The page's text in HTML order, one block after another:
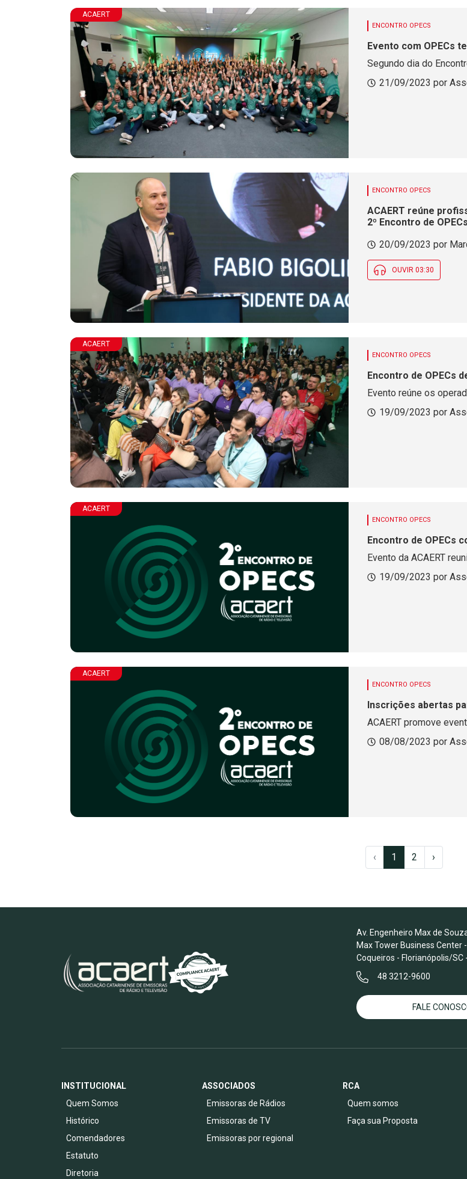
ACAERT
ENCONTRO OPECS
Evento com OPECs
Segundo dia do
21/09/2023 por
ENCONTRO OPECS
ACAERT reúne
2º Encontro de OPECs
20/09/2023 por
OUVIR 03:30
ACAERT
ENCONTRO OPECS
Encontro de OPECs
Evento reúne os
19/09/2023 por
ACAERT
ENCONTRO OPECS
Encontro de OPECs
Evento da ACAERT
19/09/2023 por
ACAERT
ENCONTRO OPECS
Inscrições abertas
08/08/2023 por
‹ 1 2 ›
Av. Engenheiro Max de
Max Tower Business Center
Coqueiros - Florianópolis/SC
48 3212-9600
FALE
INSTITUCIONAL
Quem Somos
Histórico
Comendadores
Estatuto
Diretoria
ASSOCIADOS
Emissoras de Rádios
Emissoras de TV
Emissoras por regional
RCA
Quem somos
Faça sua Proposta